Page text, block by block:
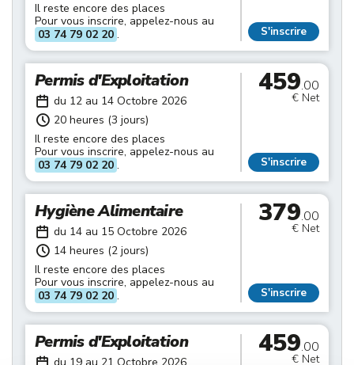
Il reste encore des places
Pour vous inscrire, appelez-nous au
03 74 79 02 20 . S'inscrire
Permis d'Exploitation
du 12 au 14 Octobre 2026
20 heures (3 jours)
Il reste encore des places
Pour vous inscrire, appelez-nous au
03 74 79 02 20 .
459.00
€ Net
S'inscrire
Hygiène Alimentaire
du 14 au 15 Octobre 2026
14 heures (2 jours)
Il reste encore des places
Pour vous inscrire, appelez-nous au
03 74 79 02 20 .
379.00
€ Net
S'inscrire
Permis d'Exploitation 459.00
€ Net